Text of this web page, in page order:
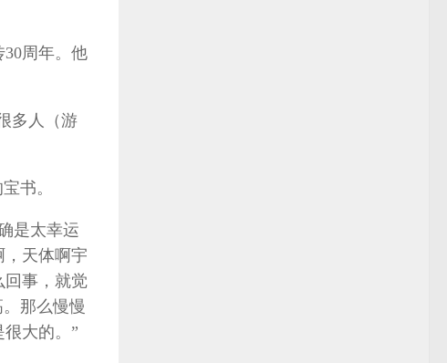
周年。他
多人（游
书。
是太幸运
天体啊宇
回事，就觉
那么慢慢
大的。”